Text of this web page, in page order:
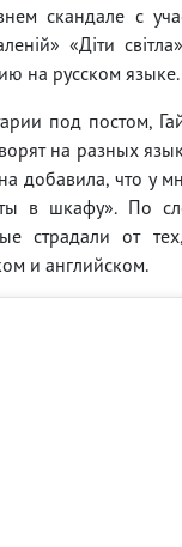
скандале с
«Діти
на русском языке.
под постом,
на разных
добавила, что у
в шкафу». По
страдали от
и английском.